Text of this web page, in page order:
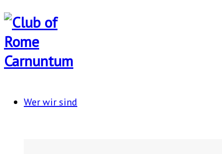
Wer wir sind